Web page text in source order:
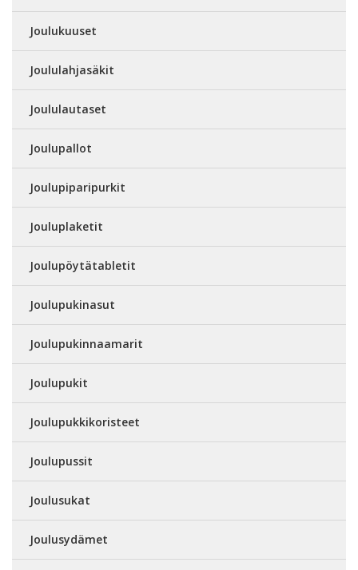
Joulukuuset
Joululahjasäkit
Joululautaset
Joulupallot
Joulupiparipurkit
Jouluplaketit
Joulupöytätabletit
Joulupukinasut
Joulupukinnaamarit
Joulupukit
Joulupukkikoristeet
Joulupussit
Joulusukat
Joulusydämet